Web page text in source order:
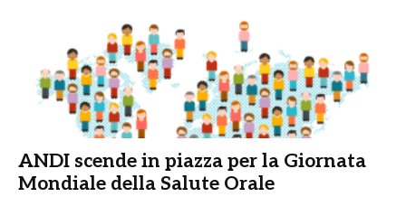
ANDI scende in piazza per la Giornata
Mondiale della Salute Orale